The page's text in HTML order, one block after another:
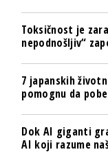
Toksičnost je
nepodnošljiv“
7 japanskih
pomognu da
Dok AI giganti
AI koji razume